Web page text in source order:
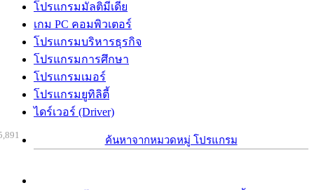
โปรแกรมมัลติมีเดีย
เกม PC คอมพิวเตอร์
โปรแกรมบริหารธุรกิจ
โปรแกรมการศึกษา
โปรแกรมเมอร์
โปรแกรมยูทิลิตี้
ไดร์เวอร์ (Driver)
ค้นหาจากหมวดหมู่ โปรแกรม